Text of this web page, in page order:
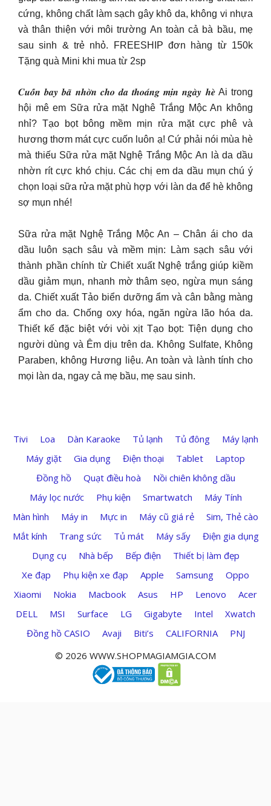
cứng, không chất làm sạch gây khô da, không vi nhựa
và thân thiện với môi trường An toàn cả bà bầu, mẹ
sau sinh & trẻ nhỏ. FREESHIP đơn hàng từ 150k
Tặng quà Mini khi mua từ 2sp
𝑪𝒖𝒐̂́𝒏 𝒃𝒂𝒚 𝒃𝒂̃ 𝒏𝒉𝒐̛̀𝒏 𝒄𝒉𝒐 𝒅𝒂 𝒕𝒉𝒐𝒂́𝒏𝒈 𝒎𝒊̣𝒏 𝒏𝒈𝒂̀𝒚 𝒉𝒆̀ Ai trong
hội mê em Sữa rửa mặt Nghê Trắng Mộc An không
nhỉ? Tạo bọt bông mềm mịn rửa mặt cực phê và
hương thơm mát cực cuốn luôn ạ! Cứ phải nói mùa hè
mà thiếu Sữa rửa mặt Nghệ Trắng Mộc An là da dầu
nhờn rít cực khó chịu. Các chị em da dầu mụn chú ý
chọn loại sữa rửa mặt phù hợp với làn da để hè không
sợ mụn nhé!
Sữa rửa mặt Nghệ Trắng Mộc An – Chân ái cho da
dầu luôn sạch sâu và mềm mịn: Làm sạch sâu với
thành phần chính từ Chiết xuất Nghệ trắng giúp kiềm
dầu giảm mụn, nhanh mờ thâm sẹo, ngừa mụn sáng
da. Chiết xuất Tảo biển dưỡng ẩm và cân bằng màng
ẩm cho da. Chống oxy hóa, ngăn ngừa lão hóa da.
Thiết kế đặc biệt với vòi xịt Tạo bọt: Tiện dụng cho
người dùng và Êm dịu trên da. Không Sulfate, Không
Paraben, không Hương liệu. An toàn và lành tính cho
mọi làn da, ngay cả mẹ bầu, mẹ sau sinh.
Tivi Loa Dàn Karaoke Tủ lạnh Tủ đông
Máy lạnh
Máy giặt
Gia dụng Điện thoại Tablet
Laptop
Đồng hồ
Quạt điều hoà
Nồi chiên không dầu
Máy lọc nước
Phụ kiện Smartwatch
Máy Tính
Màn hình
Máy in Mực in Máy cũ giá rẻ
Sim, Thẻ cào
Mắt kính
Trang sức Tủ mát Máy sấy
Điện gia dụng
Dụng cụ
Nhà bếp Bếp điện
Thiết bị làm đẹp
Xe đạp
Phụ kiện xe đạp Apple Samsung
Oppo
Xiaomi
Nokia Macbook Asus HP Lenovo
Acer
DELL
MSI Surface LG Gigabyte Intel
Xwatch
Đồng hồ CASIO
Avaji Biti’s CALIFORNIA
PNJ
© 2026 WWW.SHOPMAGIAMGIA.COM